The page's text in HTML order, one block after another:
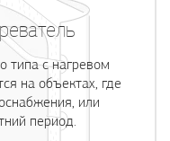
типа с нагревом
на объектах, где
или
период.